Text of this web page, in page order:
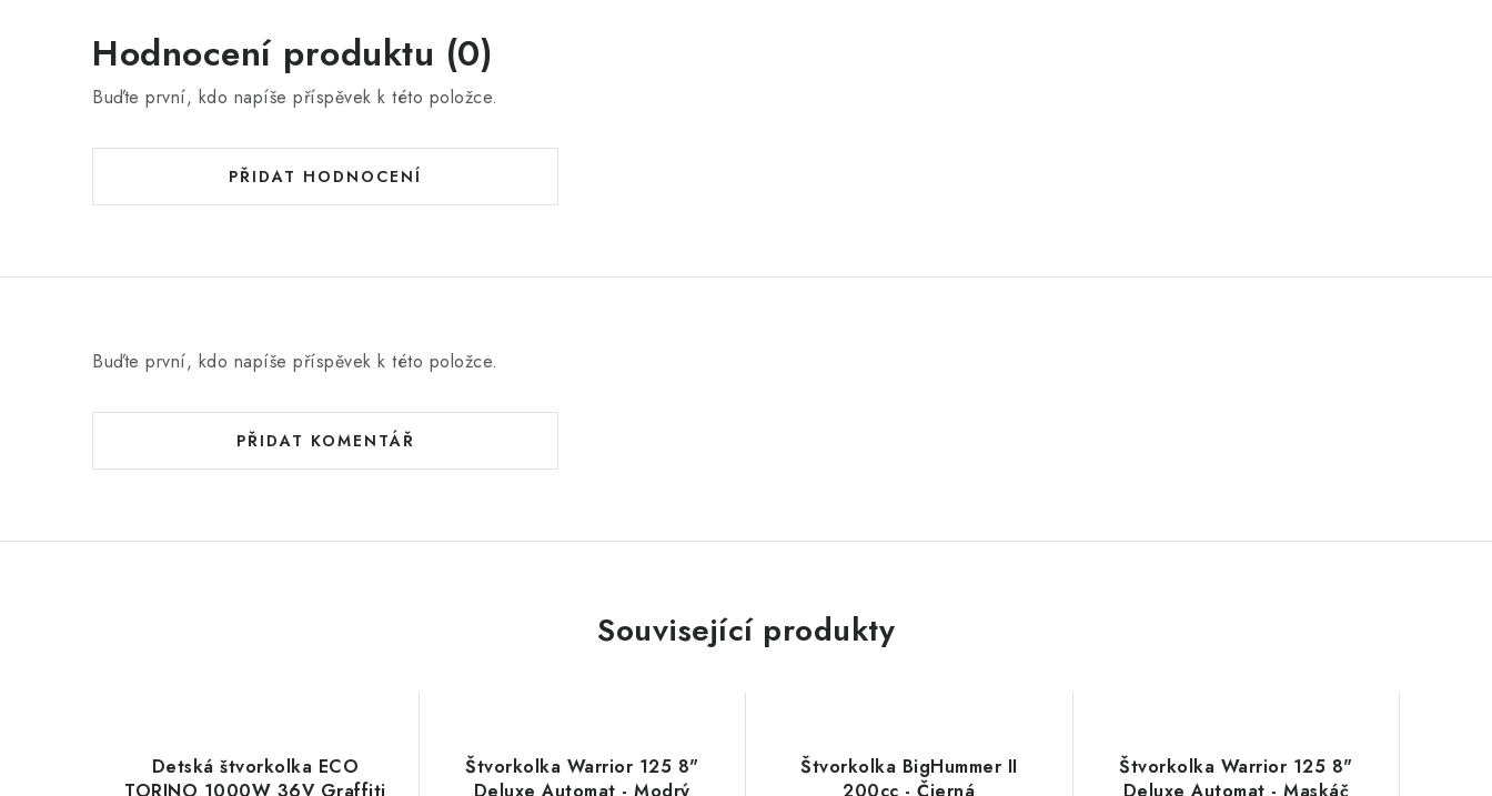
Hodnocení produktu (0)
Buďte první, kdo napíše příspěvek k této položce.
PŘIDAT HODNOCENÍ
Buďte první, kdo napíše příspěvek k této položce.
PŘIDAT KOMENTÁŘ
Související produkty
Detská štvorkolka ECO
Štvorkolka Warrior 125 8"
Štvorkolka BigHummer II
Štvorkolka Warrior 125 8"